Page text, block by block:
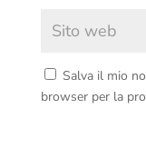
Salva il mio
browser per la